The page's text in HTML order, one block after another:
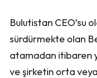
Bulutistan CEO’su
sürdürmekte olan
atamadan itibaren
ve şirketin orta